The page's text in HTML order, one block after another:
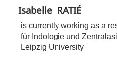
Isabelle RATIÉ
is currently working as a
für Indologie und
Leipzig University